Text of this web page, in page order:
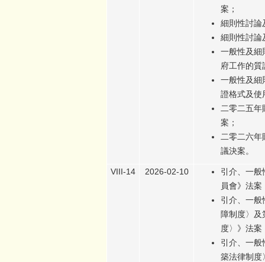
案；
細則性討論
細則性討論
一般性及細
府工作的質
一般性及細
證格式及使
二零二五
案；
二零二六
議決案。
VIII-14 2026-02-10
引介、一般
員會》法案
引介、一般
障制度〉及
度〉》法案
引介、一
築法律制度